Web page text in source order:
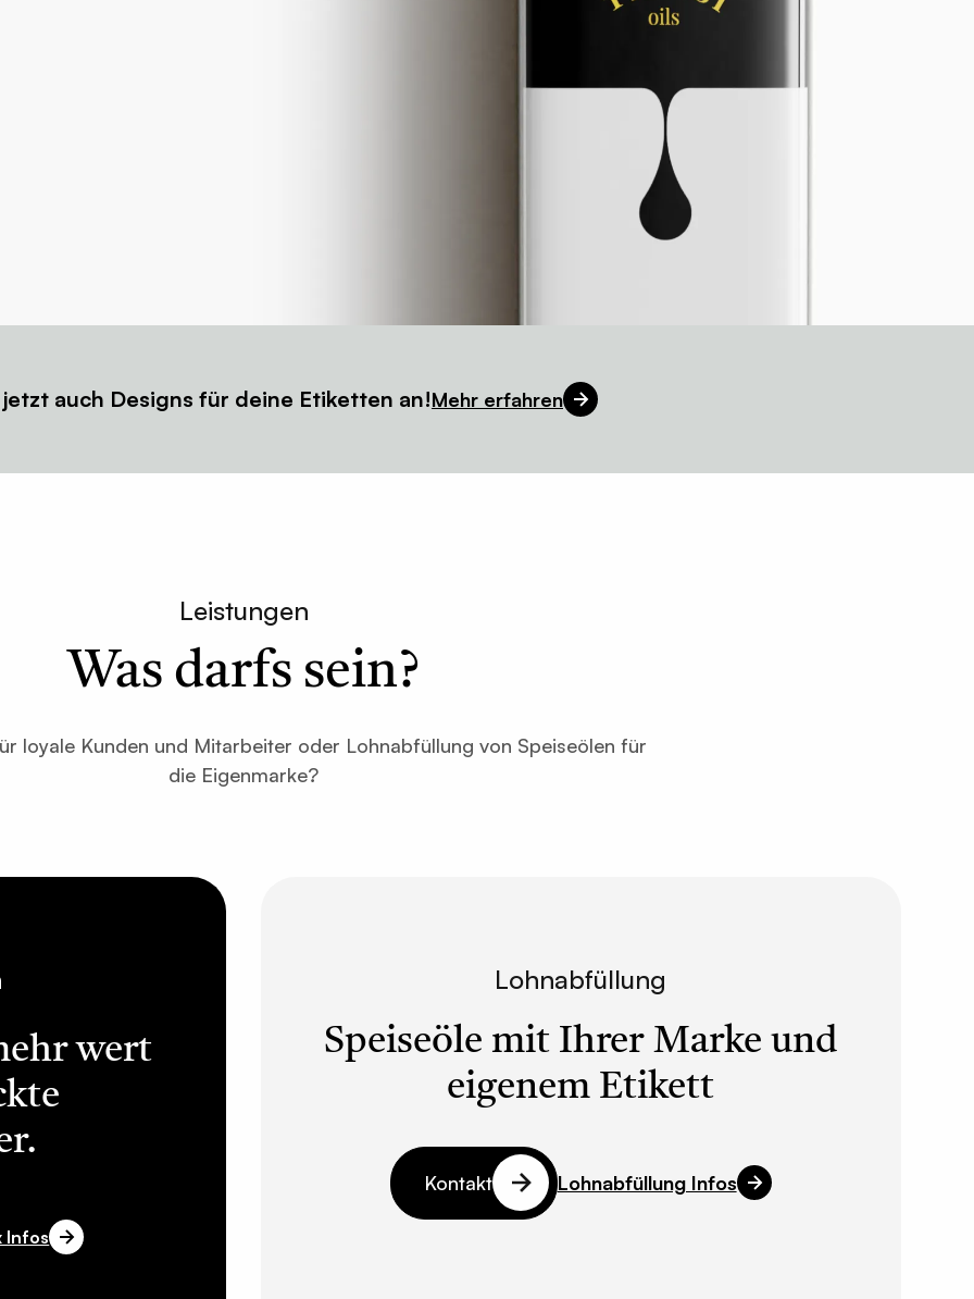
auch Designs für deine Etiketten an!Mehr erfahren
Leistungen
Was darfs sein?
loyale Kunden und Mitarbeiter oder Lohnabfüllung von Speiseölen für
die Eigenmarke?
wert
Infos
Lohnabfüllung
Speiseöle mit Ihrer Marke und
eigenem Etikett
Kontakt Lohnabfüllung Infos